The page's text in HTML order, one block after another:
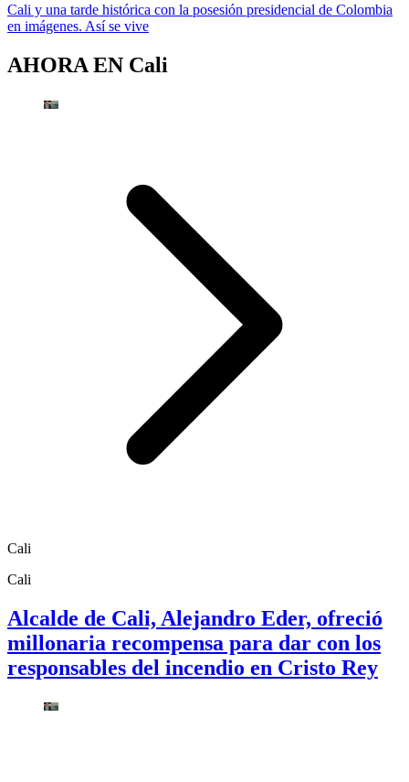
Cali y una tarde histórica con la posesión presidencial de Colombia
en imágenes. Así se vive
AHORA EN Cali
Cali
Cali
Alcalde de Cali, Alejandro Eder, ofreció
millonaria recompensa para dar con los
responsables del incendio en Cristo Rey